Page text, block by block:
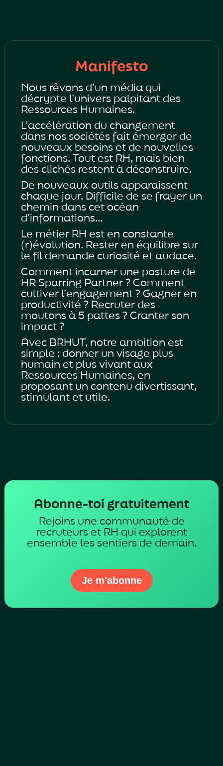
Manifesto
Nous rêvons d’un média qui
décrypte l’univers palpitant des
Ressources Humaines.
L’accélération du changement
dans nos sociétés fait émerger de
nouveaux besoins et de nouvelles
fonctions. Tout est RH, mais bien
des clichés restent à déconstruire.
De nouveaux outils apparaissent
chaque jour. Difficile de se frayer un
chemin dans cet océan
d’informations...
Le métier RH est en constante
(r)évolution. Rester en équilibre sur
le fil demande curiosité et audace.
Comment incarner une posture de
HR Sparring Partner ? Comment
cultiver l’engagement ? Gagner en
productivité ? Recruter des
moutons à 5 pattes ? Cranter son
impact ?
Avec BRHUT, notre ambition est
simple : donner un visage plus
humain et plus vivant aux
Ressources Humaines, en
proposant un contenu divertissant,
stimulant et utile.
Abonne-toi gratuitement
Rejoins une communauté de
recruteurs et RH qui explorent
ensemble les sentiers de demain.
Je m'abonne